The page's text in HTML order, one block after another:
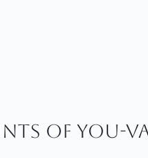
of You-